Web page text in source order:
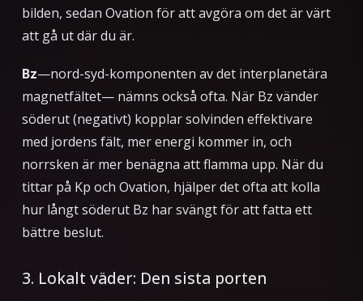
bilden, sedan Ovation för att avgöra om det är värt
att gå ut där du är.
Bz—nord-syd-komponenten av det interplanetära
magnetfältet— nämns också ofta. När Bz vänder
söderut (negativt) kopplar solvinden effektivare
med jordens fält, mer energi kommer in, och
norrsken är mer benägna att flamma upp. När du
tittar på Kp och Ovation, hjälper det ofta att kolla
hur långt söderut Bz har svängt för att fatta ett
bättre beslut.
3. Lokalt väder: Den sista porten